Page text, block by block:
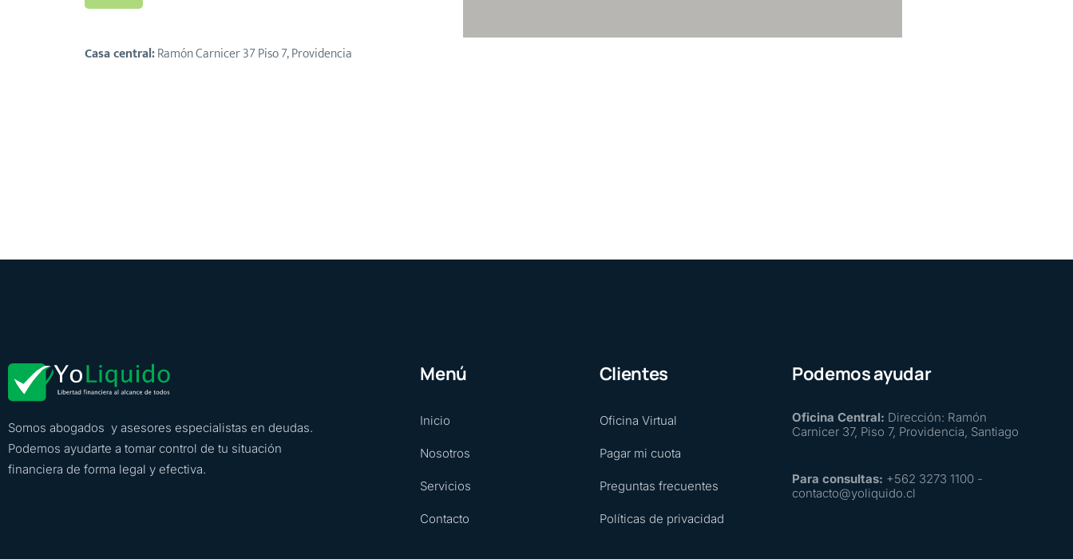
Casa central:Ramón Carnicer 37 Piso 7, Providencia
Somos abogados y asesores especialistas en deudas.
Podemos ayudarte a tomar control de tu situación
financiera de forma legal y efectiva.
Menú
Inicio
Nosotros
Servicios
Contacto
Clientes
Oficina Virtual
Pagar mi cuota
Preguntas frecuentes
Políticas de privacidad
Podemos ayudar
Oficina Central: Dirección: Ramón
Carnicer 37, Piso 7, Providencia, Santiago
Para consultas: +562 3273 1100 -
contacto@yoliquido.cl